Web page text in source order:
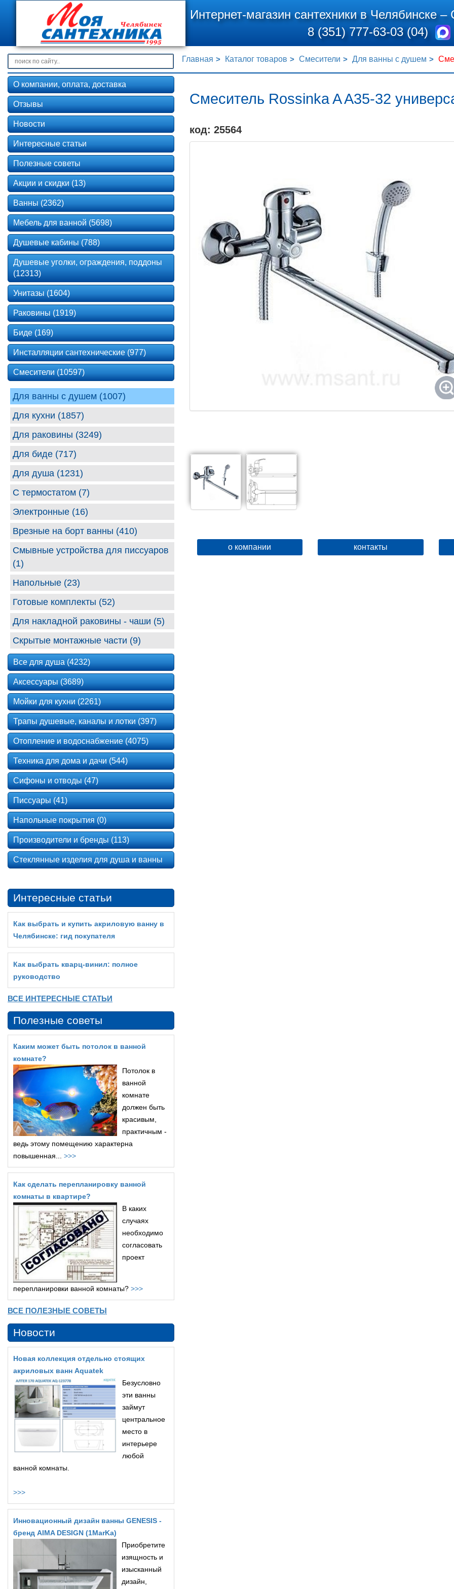
Интернет-магазин сантехники в Челябинске –
8 (351) 777-63-03 (04)
Главная Каталог товаров Смесители Для ванны с душем
Смеситель Rossinka A A35-32
код: 25564
о компании контакты
О компании, оплата, доставка
Отзывы
Новости
Интересные статьи
Полезные советы
Акции и скидки (13)
Ванны (2362)
Мебель для ванной (5698)
Душевые кабины (788)
Душевые уголки, ограждения, поддоны
(12313)
Унитазы (1604)
Раковины (1919)
Биде (169)
Инсталляции сантехнические (977)
Смесители (10597)
Для ванны с душем (1007)
Для кухни (1857)
Для раковины (3249)
Для биде (717)
Для душа (1231)
С термостатом (7)
Электронные (16)
Врезные на борт ванны (410)
Смывные устройства для писсуаров
(1)
Напольные (23)
Готовые комплекты (52)
Для накладной раковины - чаши (5)
Скрытые монтажные части (9)
Все для душа (4232)
Аксессуары (3689)
Мойки для кухни (2261)
Трапы душевые, каналы и лотки (397)
Отопление и водоснабжение (4075)
Техника для дома и дачи (544)
Сифоны и отводы (47)
Писсуары (41)
Напольные покрытия (0)
Производители и бренды (113)
Стеклянные изделия для душа и ванны
Интересные статьи
Как выбрать и купить акриловую ванну в
Челябинске: гид покупателя
Как выбрать кварц‑винил: полное
руководство
ВСЕ ИНТЕРЕСНЫЕ СТАТЬИ
Полезные советы
Каким может быть потолок в ванной
комнате?
Потолок в
ванной
комнате
должен быть
красивым,
практичным -
ведь этому помещению характерна
повышенная... >>>
Как сделать перепланировку ванной
комнаты в квартире?
В каких
случаях
необходимо
согласовать
проект
перепланировки ванной комнаты? >>>
ВСЕ ПОЛЕЗНЫЕ СОВЕТЫ
Новости
Новая коллекция отдельно стоящих
акриловых ванн Aquatek
Безусловно
эти ванны
займут
центральное
место в
интерьере
любой
ванной комнаты.
>>>
Инновационный дизайн ванны GENESIS -
бренд AIMA DESIGN (1MarKa)
Приобретите
изящность и
изысканный
дизайн,